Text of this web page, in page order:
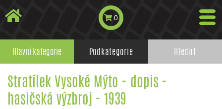
0
Hlavní kategorie Podkategorie Hledat
Stratílek Vysoké Mýto - dopis -
hasičská výzbroj - 1939